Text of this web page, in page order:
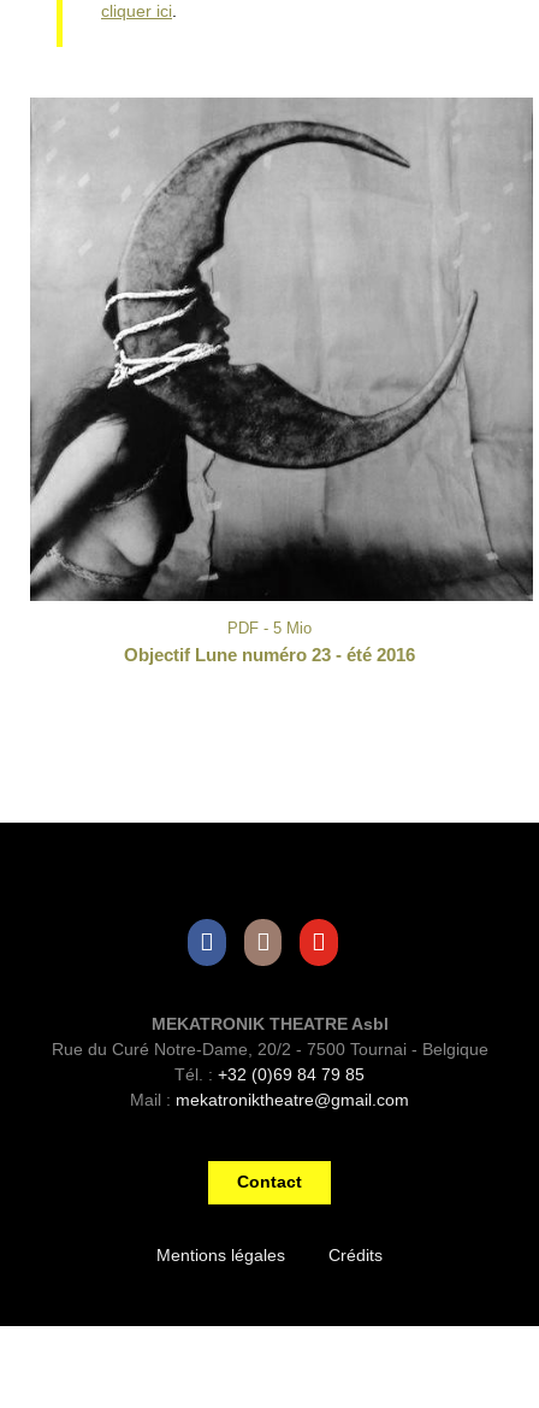
cliquer ici
PDF - 5 Mio
Objectif Lune numéro 23 - été 2016
MEKATRONIK THEATRE Asbl
Rue du Curé Notre-Dame, 20/2 - 7500 Tournai - Belgique
Tél. : +32 (0)69 84 79 85
Mail : mekatroniktheatre@gmail.com
Contact
Mentions légales Crédits